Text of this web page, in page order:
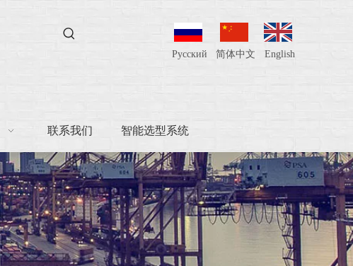
Pусский 简体中文 English
联系我们 智能选型系统